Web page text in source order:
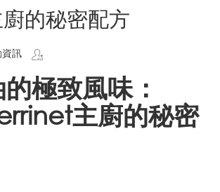
的秘密配方
訊
極致風味：
主廚的秘密